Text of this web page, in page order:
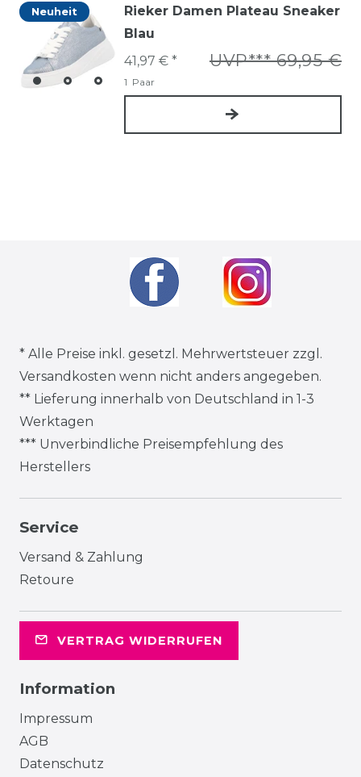
Neuheit
Rieker Damen Plateau Sneaker
Blau
UVP*** 69,95 €
41,97 € *
1 Paar
* Alle Preise inkl. gesetzl. Mehrwertsteuer zzgl.
Versandkosten wenn nicht anders angegeben.
** Lieferung innerhalb von Deutschland in 1-3
Werktagen
*** Unverbindliche Preisempfehlung des
Herstellers
Service
Versand & Zahlung
Retoure
VERTRAG WIDERRUFEN
Information
Impressum
AGB
Datenschutz